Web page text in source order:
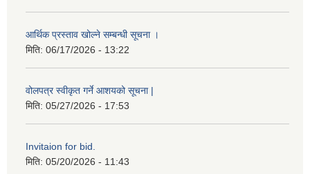
आर्थिक प्रस्ताव खोल्ने सम्बन्धी सूचना ।
मिति: 06/17/2026 - 13:22
वोलपत्र स्वीकृत गर्ने आशयको सूचना |
मिति: 05/27/2026 - 17:53
Invitaion for bid.
मिति: 05/20/2026 - 11:43